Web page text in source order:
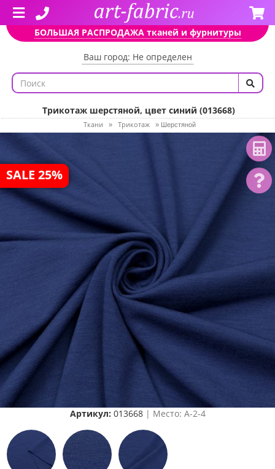
БОЛЬШАЯ РАСПРОДАЖА тканей и фурнитуры
Ваш город: Не определен
Трикотаж шерстяной, цвет синий (013668)
Ткани » Трикотаж » Шерстяной
SALE 25%
Артикул: 013668| Место: A-2-4